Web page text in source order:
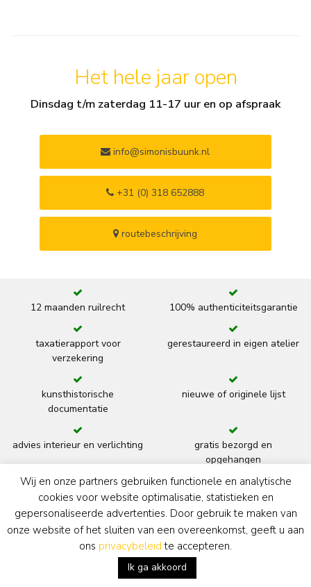
Het hele jaar open
Dinsdag t/m zaterdag 11-17 uur en op afspraak
info@simonisbuunk.nl
+31 (0) 318 652888
routebeschrijving
12 maanden ruilrecht 100% authenticiteitsgarantie
taxatierapport voor
verzekering
gerestaureerd in eigen atelier
kunsthistorische
documentatie
nieuwe of originele lijst
advies interieur en verlichting
gratis bezorgd en
opgehangen
terug
Kunsthandel Simonis & Buunk
Wij en onze partners gebruiken functionele en analytische
cookies voor website optimalisatie, statistieken en
gepersonaliseerde advertenties. Door gebruik te maken van
onze website of het sluiten van een overeenkomst, geeft u aan
ons privacybeleid te accepteren.
Ik ga akkoord